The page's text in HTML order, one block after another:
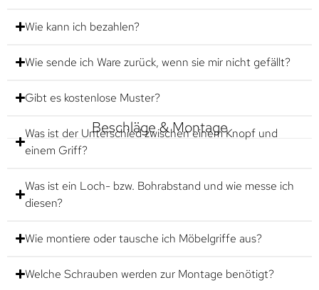
Wie kann ich bezahlen?
Wie sende ich Ware zurück, wenn sie mir nicht gefällt?
Gibt es kostenlose Muster?
Beschläge & Montage
Was ist der Unterschied zwischen einem Knopf und
einem Griff?
Was ist ein Loch- bzw. Bohrabstand und wie messe ich
diesen?
Wie montiere oder tausche ich Möbelgriffe aus?
Welche Schrauben werden zur Montage benötigt?